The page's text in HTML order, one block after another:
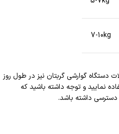
دستگاه گوارشی گربتان نیز در طول روز
نمایید و توجه داشته باشید که
دسترسی داشته باشد.